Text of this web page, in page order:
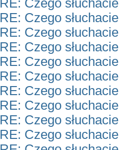
RE: Czego
RE: Czego
RE: Czego
RE: Czego
RE: Czego
RE: Czego
RE: Czego
RE: Czego
RE: Czego
RE: Czego